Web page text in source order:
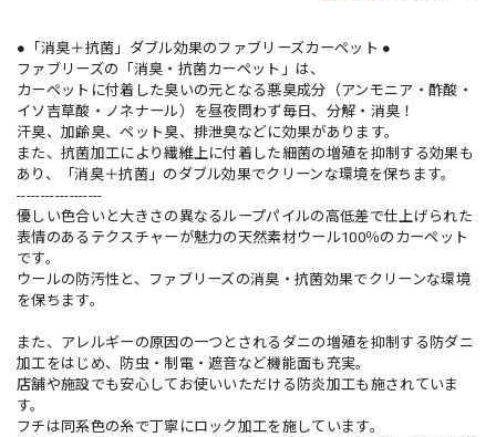
●「消臭＋抗菌」ダブル効果のファブリーズカーペット ●
ファブリーズの「消臭・抗菌カーペット」は、
カーペットに付着した臭いの元となる悪臭成分（アンモニア・酢酸・
イソ吉草酸・ノネナール）を昼夜問わず毎日、分解・消臭！
汗臭、加齢臭、ペット臭、排泄臭などに効果があります。
また、抗菌加工により繊維上に付着した細菌の増殖を抑制する効果も
あり、「消臭＋抗菌」のダブル効果でクリーンな環境を保ちます。
------------------
優しい色合いと大きさの異なるループパイルの高低差で仕上げられた
表情のあるテクスチャーが魅力の天然素材ウール100％のカーペット
です。
ウールの防汚性と、ファブリーズの消臭・抗菌効果でクリーンな環境
を保ちます。
また、アレルギーの原因の一つとされるダニの増殖を抑制する防ダニ
加工をはじめ、防虫・制電・遮音など機能面も充実。
店舗や施設でも安心してお使いいただける防炎加工も施されていま
す。
フチは同系色の糸で丁寧にロック加工を施しています。